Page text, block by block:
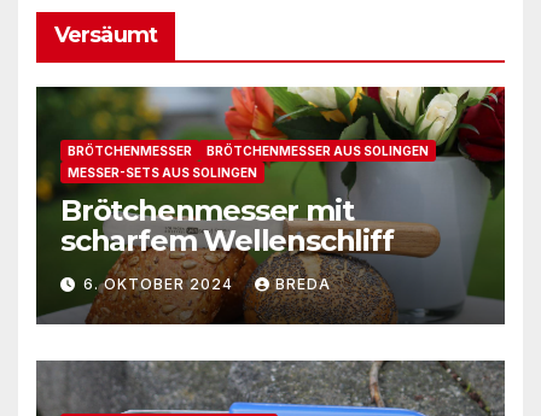
Versäumt
BRÖTCHENMESSER
BRÖTCHENMESSER AUS SOLINGEN
MESSER-SETS AUS SOLINGEN
Brötchenmesser mit
scharfem Wellenschliff
6. OKTOBER 2024 BREDA